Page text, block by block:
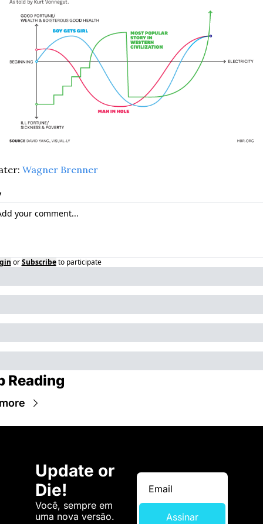
Wagner Brenner
or Subscribe to participate
Reading
Update or
Die!
Você, sempre em
uma nova versão.
Assinar